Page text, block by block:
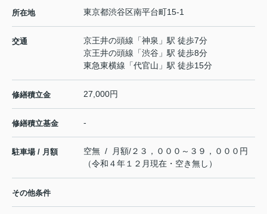
所在地 東京都渋谷区南平台町15-1
交通 京王井の頭線 「神泉 」駅 徒歩7分
京王井の頭線 「渋谷 」駅 徒歩8分
東急東横線 「代官山 」駅 徒歩15分
修繕積立金 27,000円
修繕積立基金 -
駐車場 / 月額
空無 / 月額/２３，０００～３９，０００円
（令和４年１２月現在・空き無し）
その他条件